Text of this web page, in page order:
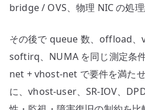
bridge / OVS、物理 NIC の処理
その後で queue 数、offload、
softirq、NUMA を同じ測定条
net + vhost-net で要件を満た
に、vhost-user、SR-IOV、